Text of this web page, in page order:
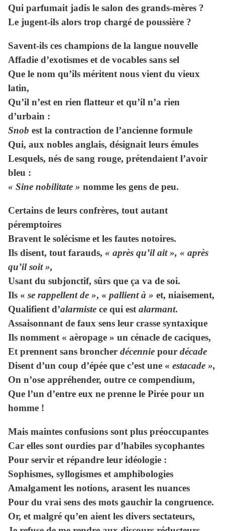
Qui parfumait jadis le salon des grands-mères ?
Le jugent-ils alors trop chargé de poussière ?
Savent-ils ces champions de la langue nouvelle
Affadie d’exotismes et de vocables sans sel
Que le nom qu’ils méritent nous vient du vieux
latin,
Qu’il n’est en rien flatteur et qu’il n’a rien
d’urbain :
Snob est la contraction de l’ancienne formule
Qui, aux nobles anglais, désignait leurs émules
Lesquels, nés de sang rouge, prétendaient l’avoir
bleu :
« Sine nobilitate » nomme les gens de peu.
Certains de leurs confrères, tout autant
péremptoires
Bravent le solécisme et les fautes notoires.
Ils disent, tout farauds, « après qu’il ait », « après
qu’il soit »,
Usant du subjonctif, sûrs que ça va de soi.
Ils « se rappellent de », « pallient à » et, niaisement,
Qualifient d’alarmiste ce qui est alarmant.
Assaisonnant de faux sens leur crasse syntaxique
Ils nomment « aèropage » un cénacle de caciques,
Et prennent sans broncher décennie pour décade
Disent d’un coup d’épée que c’est une « estacade »,
On n’ose appréhender, outre ce compendium,
Que l’un d’entre eux ne prenne le Pirée pour un
homme !
Mais maintes confusions sont plus préoccupantes
Car elles sont ourdies par d’habiles sycophantes
Pour servir et répandre leur idéologie :
Sophismes, syllogismes et amphibologies
Amalgament les notions, arasent les nuances
Pour du vrai sens des mots gauchir la congruence.
Or, et malgré qu’en aient les divers sectateurs,